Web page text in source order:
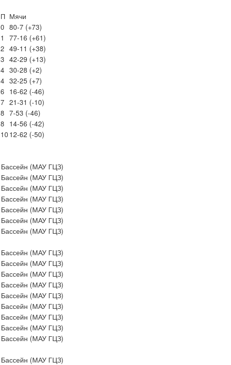
П Мячи
0 80-7 (+73)
1
77-16 (+61)
2 49-11 (+38)
3 42-29 (+13)
4 30-28 (+2)
4 32-25 (+7)
6 16-62 (-46)
7 21-31 (-10)
8 7-53 (-46)
8 14-56 (-42)
10 12-62 (-50)
Бассейн (МАУ ГЦЗ)
Бассейн (МАУ ГЦЗ)
Бассейн (МАУ ГЦЗ)
Бассейн (МАУ ГЦЗ)
Бассейн (МАУ ГЦЗ)
Бассейн (МАУ ГЦЗ)
Бассейн (МАУ ГЦЗ)
Бассейн (МАУ ГЦЗ)
Бассейн (МАУ ГЦЗ)
Бассейн (МАУ ГЦЗ)
Бассейн (МАУ ГЦЗ)
Бассейн (МАУ ГЦЗ)
Бассейн (МАУ ГЦЗ)
Бассейн (МАУ ГЦЗ)
Бассейн (МАУ ГЦЗ)
Бассейн (МАУ ГЦЗ)
Бассейн (МАУ ГЦЗ)